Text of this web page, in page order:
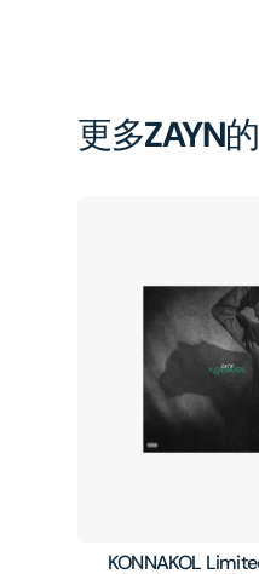
更多ZAYN
KONNAKOL